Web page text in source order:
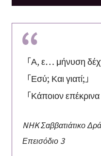
「Α, ε… μήνυση
「Εσύ; Και γιατί;」
「Κάποιον
NHK Σαββατιάτικο
Επεισόδιο 3